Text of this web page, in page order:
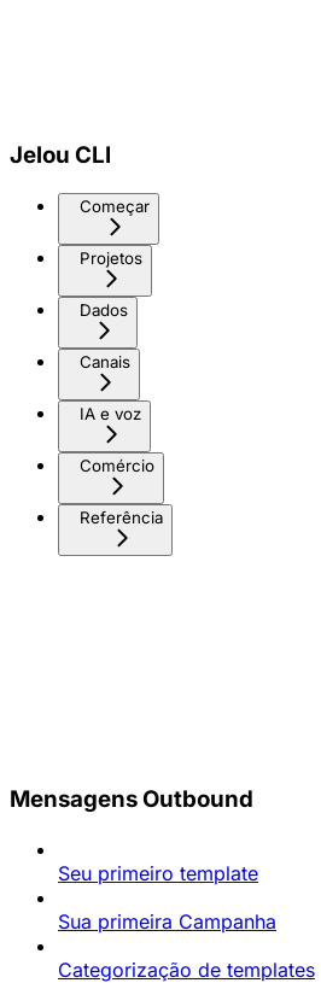
Jelou CLI
Começar
Projetos
Dados
Canais
IA e voz
Comércio
Referência
Mensagens Outbound
Seu primeiro template
Sua primeira Campanha
Categorização de templates